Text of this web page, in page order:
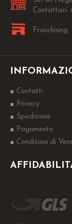
Contattaci
Franchising
Contatti
Privacy
Spedizione
Pagamento
Condizioni di